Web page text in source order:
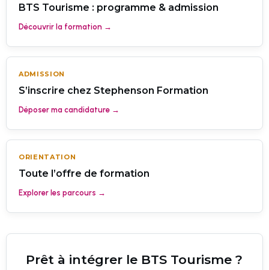
BTS Tourisme : programme & admission
Découvrir la formation →
ADMISSION
S’inscrire chez Stephenson Formation
Déposer ma candidature →
ORIENTATION
Toute l’offre de formation
Explorer les parcours →
Prêt à intégrer le BTS Tourisme ?